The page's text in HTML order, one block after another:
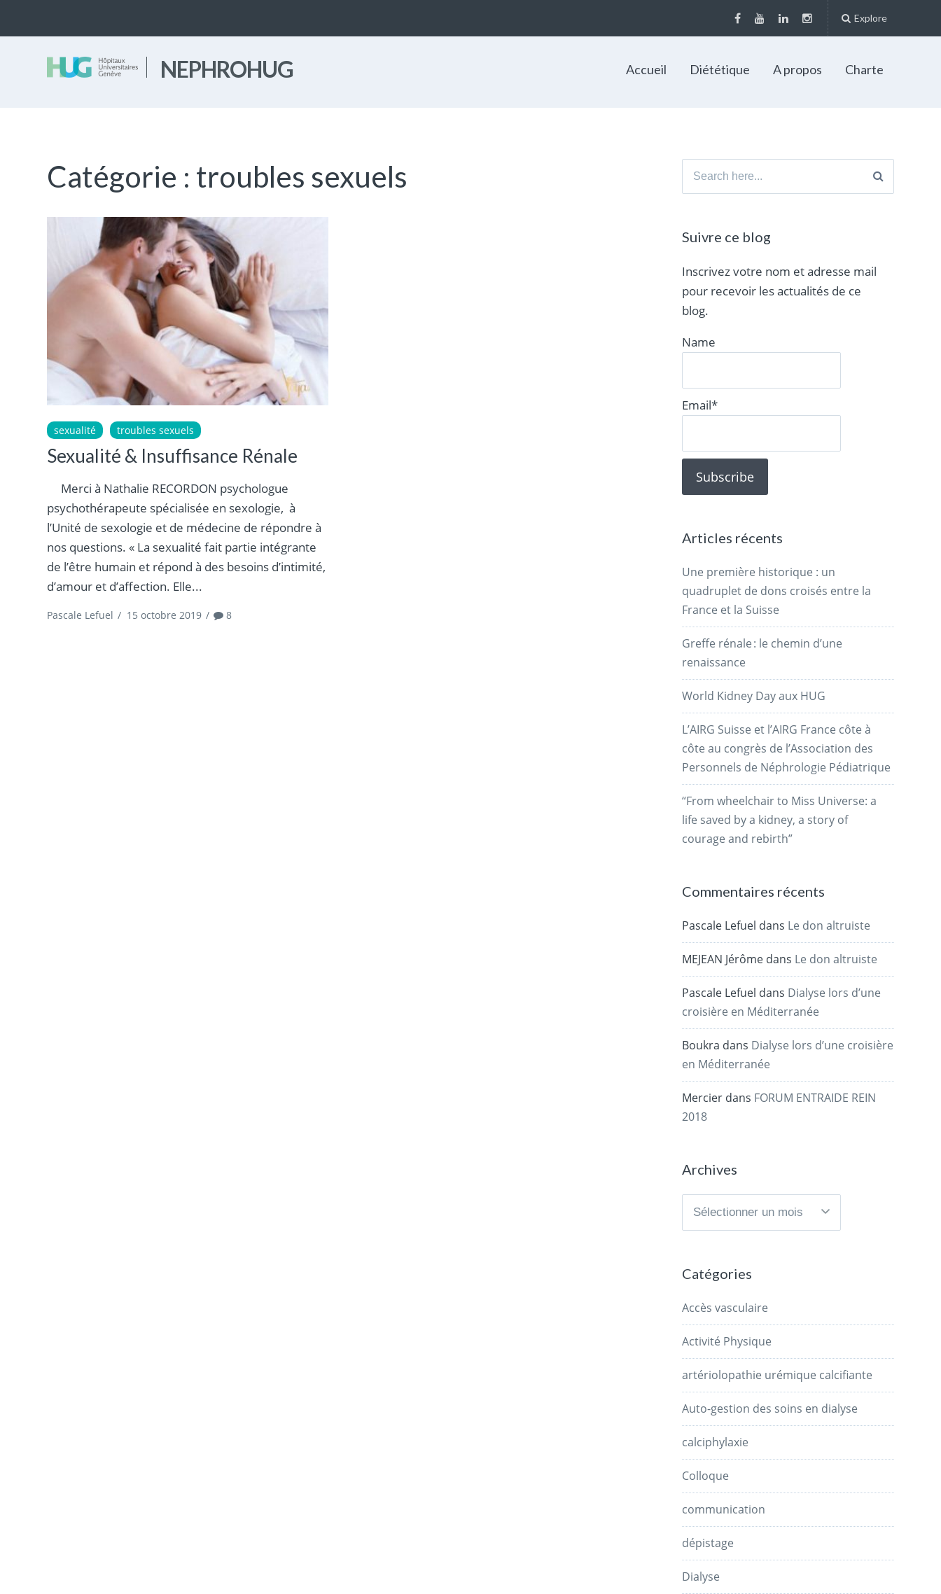
Explore
NEPHROHUG Accueil Diététique A propos Charte
Catégorie : troubles sexuels
sexualité troubles sexuels
Sexualité & Insuffisance Rénale
Merci à Nathalie RECORDON psychologue
psychothérapeute spécialisée en sexologie, à
l’Unité de sexologie et de médecine de répondre à
nos questions. « La sexualité fait partie intégrante
de l’être humain et répond à des besoins d’intimité,
d’amour et d’affection. Elle...
Pascale Lefuel / 15 octobre 2019 / 8
Search
Suivre ce blog
Inscrivez votre nom et adresse mail
pour recevoir les actualités de ce
blog.
Name
Email*
Articles récents
Une première historique : un
quadruplet de dons croisés entre la
France et la Suisse
Greffe rénale : le chemin d’une
renaissance
World Kidney Day aux HUG
L’AIRG Suisse et l’AIRG France côte à
côte au congrès de l’Association des
Personnels de Néphrologie Pédiatrique
“From wheelchair to Miss Universe: a
life saved by a kidney, a story of
courage and rebirth”
Commentaires récents
Pascale Lefuel dans Le don altruiste
MEJEAN Jérôme dans Le don altruiste
Pascale Lefuel dans Dialyse lors d’une
croisière en Méditerranée
Boukra dans Dialyse lors d’une croisière
en Méditerranée
Mercier dans FORUM ENTRAIDE REIN
2018
Archives
Archives
Catégories
Accès vasculaire
Activité Physique
artériolopathie urémique calcifiante
Auto-gestion des soins en dialyse
calciphylaxie
Colloque
communication
dépistage
Dialyse